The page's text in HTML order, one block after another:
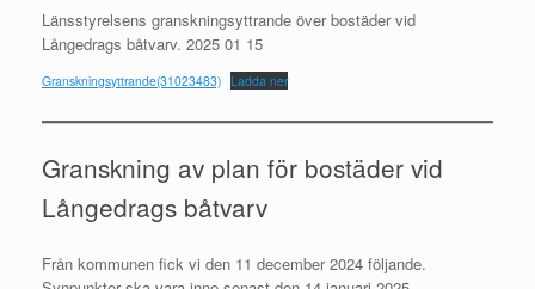
Länsstyrelsens granskningsyttrande över bostäder vid
Långedrags båtvarv. 2025 01 15
Granskningsyttrande(31023483) Ladda ner
Granskning av plan för bostäder vid
Långedrags båtvarv
Från kommunen fick vi den 11 december 2024 följande.